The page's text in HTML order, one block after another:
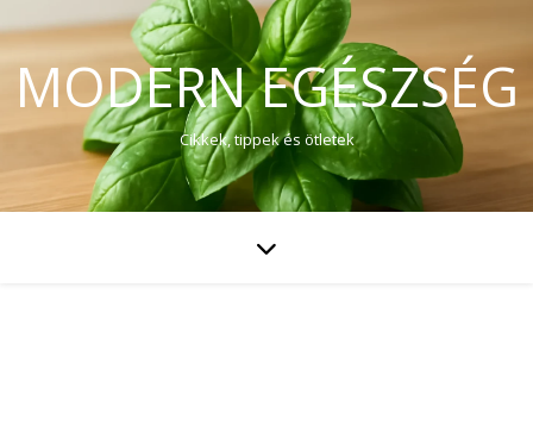
MODERN EGÉSZSÉG
Cikkek, tippek és ötletek